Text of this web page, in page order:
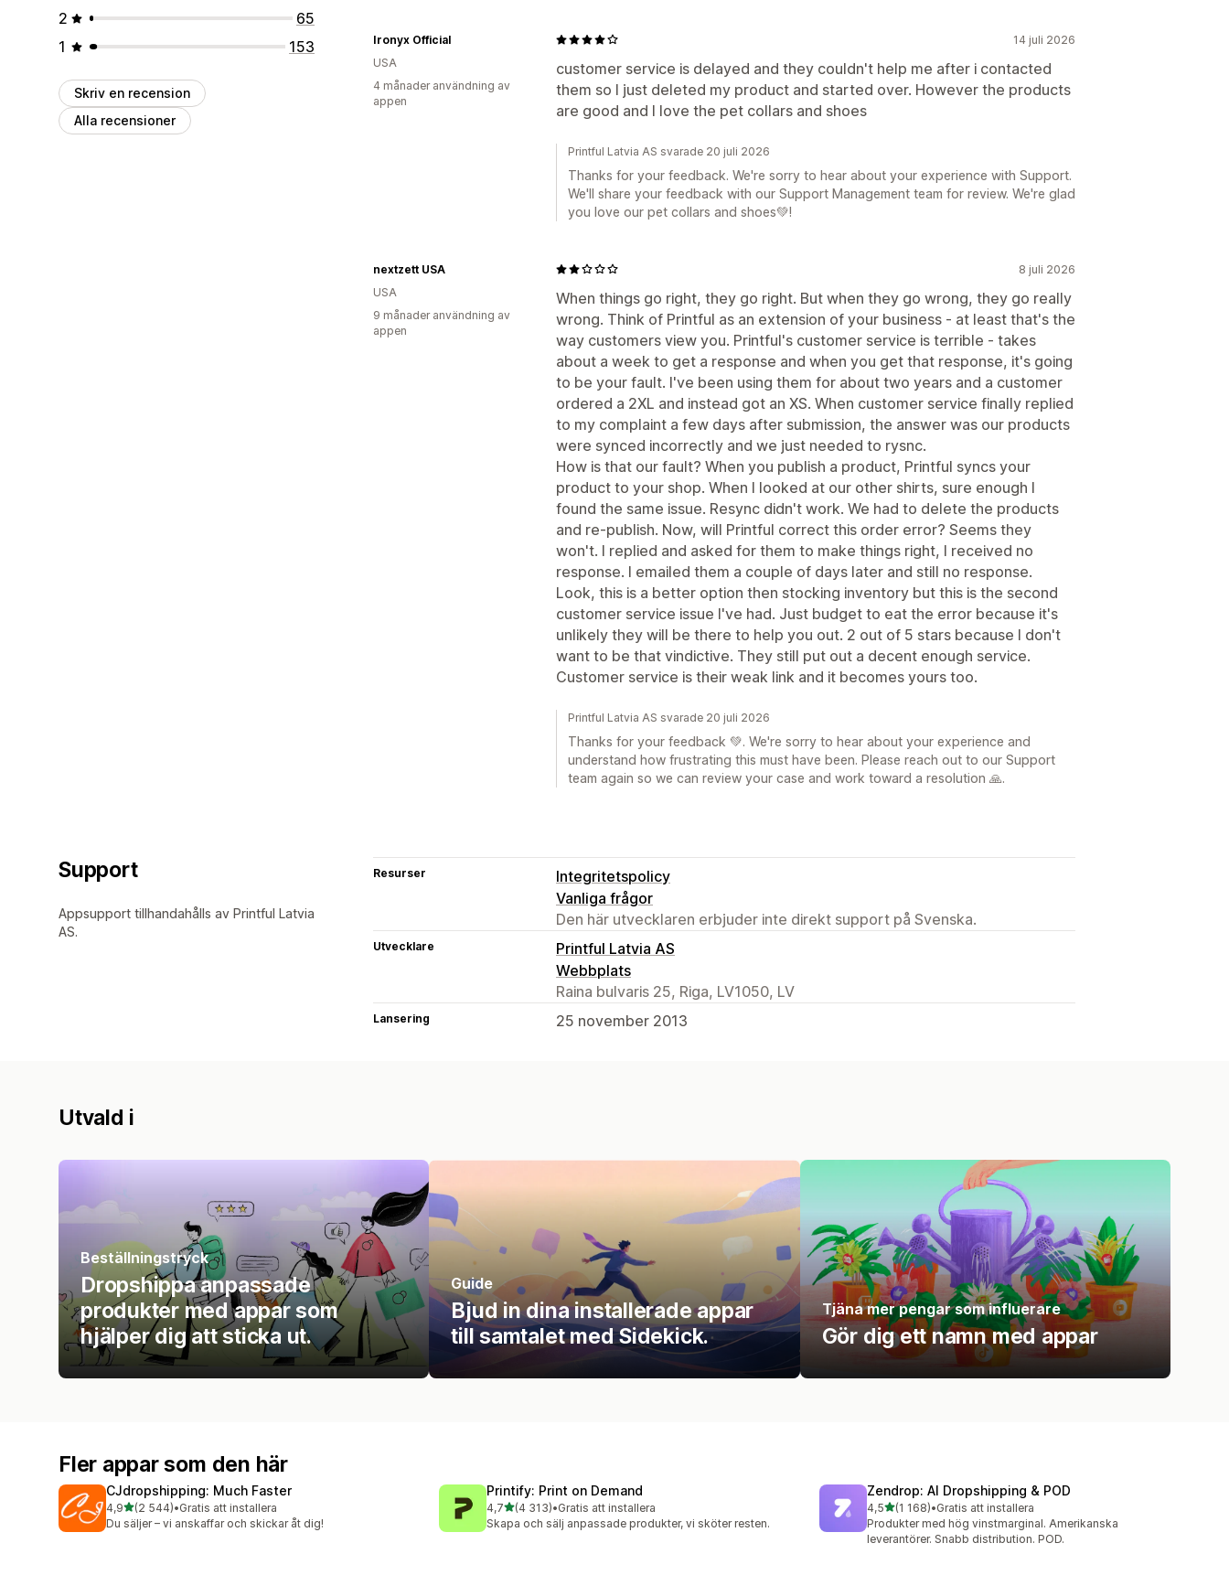
2
65
1
153
Skriv en recension
Alla recensioner
14 juli 2026
customer service is delayed and they couldn't help me after i contacted
them so I just deleted my product and started over. However the products
are good and I love the pet collars and shoes
Ironyx Official
USA
4 månader användning av
appen
Printful Latvia AS svarade 20 juli 2026
Thanks for your feedback. We're sorry to hear about your experience with Support.
We'll share your feedback with our Support Management team for review. We're glad
you love our pet collars and shoes💚!
8 juli 2026
When things go right, they go right. But when they go wrong, they go really
wrong. Think of Printful as an extension of your business - at least that's the
way customers view you. Printful's customer service is terrible - takes
about a week to get a response and when you get that response, it's going
to be your fault. I've been using them for about two years and a customer
ordered a 2XL and instead got an XS. When customer service finally replied
to my complaint a few days after submission, the answer was our products
were synced incorrectly and we just needed to rysnc.
How is that our fault? When you publish a product, Printful syncs your
product to your shop. When I looked at our other shirts, sure enough I
found the same issue. Resync didn't work. We had to delete the products
and re-publish. Now, will Printful correct this order error? Seems they
won't. I replied and asked for them to make things right, I received no
response. I emailed them a couple of days later and still no response.
Look, this is a better option then stocking inventory but this is the second
customer service issue I've had. Just budget to eat the error because it's
unlikely they will be there to help you out. 2 out of 5 stars because I don't
want to be that vindictive. They still put out a decent enough service.
Customer service is their weak link and it becomes yours too.
nextzett USA
USA
9 månader användning av
appen
Printful Latvia AS svarade 20 juli 2026
Thanks for your feedback 💚. We're sorry to hear about your experience and
understand how frustrating this must have been. Please reach out to our Support
team again so we can review your case and work toward a resolution 🙏.
Support
Appsupport tillhandahålls av Printful Latvia
AS.
Resurser
Integritetspolicy
Vanliga frågor
Den här utvecklaren erbjuder inte direkt support på Svenska.
Utvecklare
Printful Latvia AS
Webbplats
Raina bulvaris 25, Riga, LV1050, LV
Lansering 25 november 2013
Utvald i
Beställningstryck
Dropshippa anpassade
produkter med appar som
hjälper dig att sticka ut.
Guide
Bjud in dina installerade appar
till samtalet med Sidekick.
Tjäna mer pengar som influerare
Gör dig ett namn med appar
Fler appar som den här
CJdropshipping: Much Faster
4,9av 5 stjärnor
(2 544)
2544 recensioner totalt
•Gratis att installera
Du säljer – vi anskaffar och skickar åt dig!
Printify: Print on Demand
4,7av 5 stjärnor
(4 313)
4313 recensioner totalt
•Gratis att installera
Skapa och sälj anpassade produkter, vi sköter resten.
Zendrop: AI Dropshipping & POD
4,5av 5 stjärnor
(1 168)
1168 recensioner totalt
•Gratis att installera
Produkter med hög vinstmarginal. Amerikanska
leverantörer. Snabb distribution. POD.